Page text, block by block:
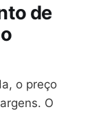
de
o preço
O